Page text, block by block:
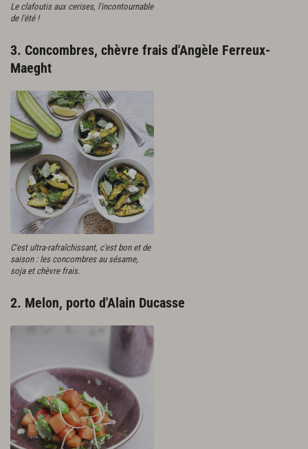
Le clafoutis aux cerises, l'incontournable
de l'été !
3. Concombres, chèvre frais d'Angèle Ferreux-
Maeght
C'est ultra-rafraîchissant, c'est bon et de
saison : les concombres au sésame,
soja et chèvre frais.
2. Melon, porto d'Alain Ducasse